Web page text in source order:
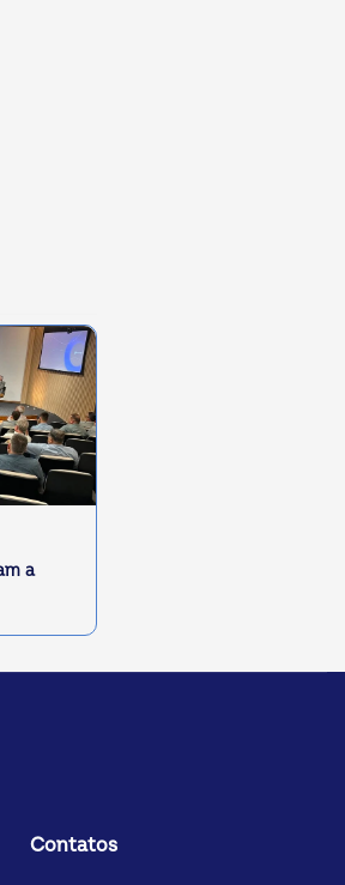
a
Contatos